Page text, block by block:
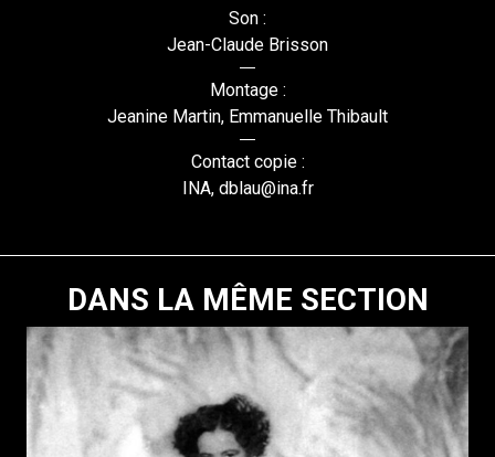
Son :
Jean-Claude Brisson
Montage :
Jeanine Martin, Emmanuelle Thibault
Contact copie :
INA, dblau@ina.fr
DANS LA MÊME SECTION